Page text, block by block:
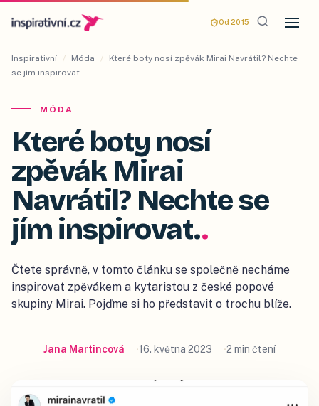
Od 2015
Inspirativní / Móda /
Které boty nosí zpěvák Mirai Navrátil? Nechte
se jím inspirovat.
MÓDA
Které boty nosí
zpěvák Mirai
Navrátil? Nechte se
jím inspirovat..
Čtete správně, v tomto článku se společně necháme
inspirovat zpěvákem a kytaristou z české popové
skupiny Mirai. Pojďme si ho představit o trochu blíže.
Jana Martincová 16. května 2023 2 min čtení